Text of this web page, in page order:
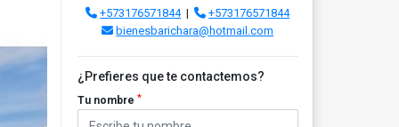
+573176571844|
+573176571844
bienesbarichara@hotmail.com
¿Prefieres que te contactemos?
Tu nombre *